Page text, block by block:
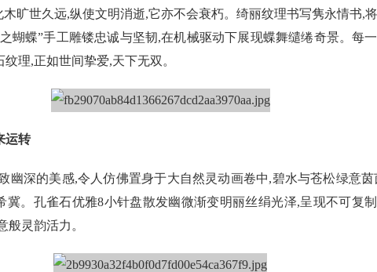
旷世久远,纵使文明消逝,它亦不会衰朽。绮丽纹理书写隽永情书,
蝴蝶”手工雕镂忠诚与坚韧,在机械驱动下展现蝶舞缱绻奇景。每
理,正如世间挚爱,天下无双。
运转
幽深的美感,令人仿佛置身于大自然灵动画卷中,碧水与苍松绿意茵
冀。孔雀石优雅8小针盘散发幽微渐变明丽丝绢光泽,呈现不可复
般灵韵活力。